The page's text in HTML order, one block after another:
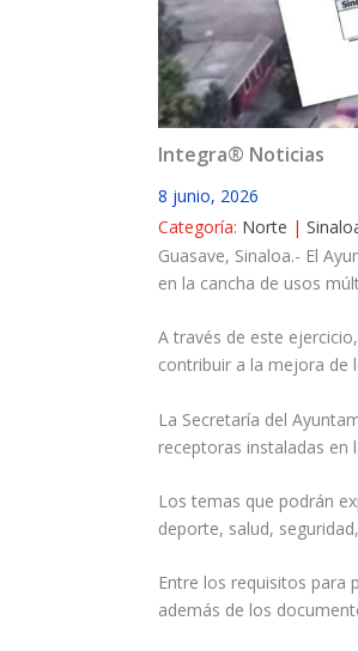
Integra® Noticias
8 junio, 2026
Categoría: Norte |
Guasave, Sinaloa.- El
en la cancha de usos
A través de este
contribuir a la mejora de
La Secretaría del
receptoras instaladas en
Los temas que podrán
deporte, salud,
Entre los requisitos para
además de los